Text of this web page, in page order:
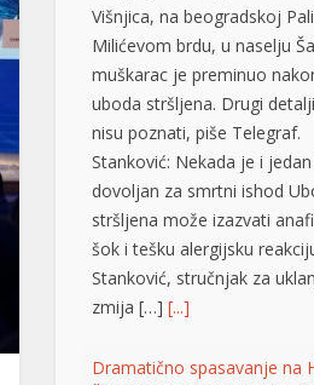
Višnjica, na beogradskoj
Milićevom brdu, u naselju
muškarac je preminuo
uboda stršljena. Drugi
nisu poznati, piše Telegraf.
Stanković: Nekada je i
dovoljan za smrtni ishod
stršljena može izazvati
šok i tešku alergijsku
Stanković, stručnjak za
zmija […] [...]
Dramatično spasavanje na